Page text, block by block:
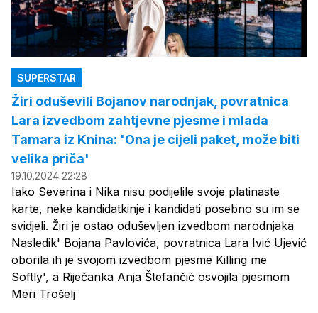
SUPERSTAR
Žiri oduševili Bojanov narodnjak, povratnica
Lara izvedbom zahtjevne pjesme i mlada
Tamara iz Knina: 'Ona je cijeli paket, može biti
velika priča'
19.10.2024 22:28
Iako Severina i Nika nisu podijelile svoje platinaste
karte, neke kandidatkinje i kandidati posebno su im se
svidjeli. Žiri je ostao oduševljen izvedbom narodnjaka
Nasledik' Bojana Pavlovića, povratnica Lara Ivić Ujević
oborila ih je svojom izvedbom pjesme Killing me
Softly', a Riječanka Anja Štefančić osvojila pjesmom
Meri Trošelj